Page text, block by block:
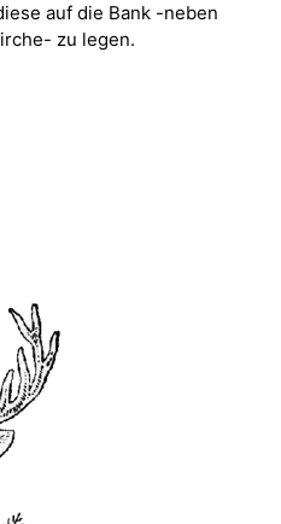
auf die Bank -neben
zu legen.